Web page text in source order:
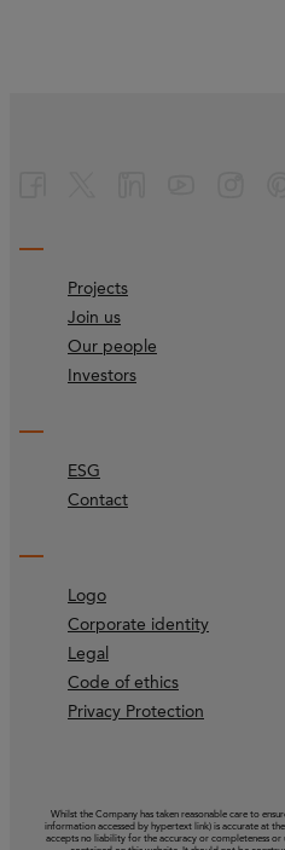
Projects
Join us
Our people
Investors
ESG
Contact
Logo
Corporate identity
Legal
Code of ethics
Privacy Protection
Whilst the Company has taken reasonable care to
information accessed by hypertext link) is accurate at
accepts no liability for the accuracy or completeness